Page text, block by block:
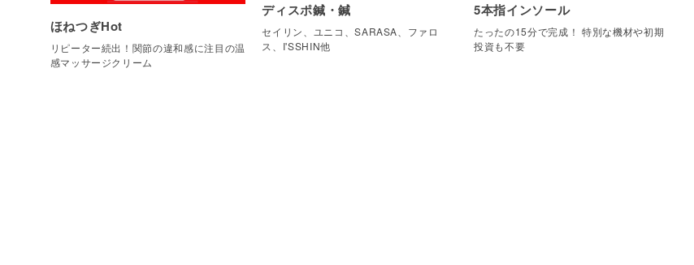
ほねつぎHot
リピーター続出！関節の違和感に注目の温
感マッサージクリーム
ディスポ鍼・鍼
セイリン、ユニコ、SARASA、ファロ
ス、I'SSHIN他
5本指インソール
たったの15分で完成！ 特別な機材や初期
投資も不要